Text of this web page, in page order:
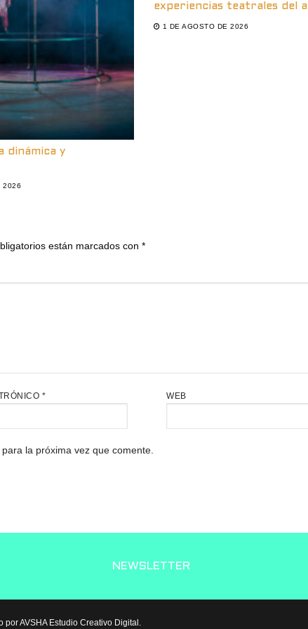
dinámica y
2026
experiencias teatrales del
1 DE AGOSTO DE 2026
están marcados con *
* WEB
la próxima vez que comente.
NEWSLETTER
AVSHA Estudio Creativo Digital.